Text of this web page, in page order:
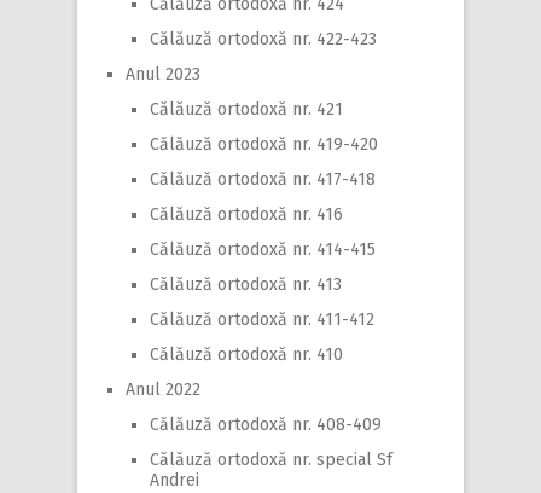
Călăuză ortodoxă nr. 424
Călăuză ortodoxă nr. 422-423
Anul 2023
Călăuză ortodoxă nr. 421
Călăuză ortodoxă nr. 419-420
Călăuză ortodoxă nr. 417-418
Călăuză ortodoxă nr. 416
Călăuză ortodoxă nr. 414-415
Călăuză ortodoxă nr. 413
Călăuză ortodoxă nr. 411-412
Călăuză ortodoxă nr. 410
Anul 2022
Călăuză ortodoxă nr. 408-409
Călăuză ortodoxă nr. special Sf
Andrei